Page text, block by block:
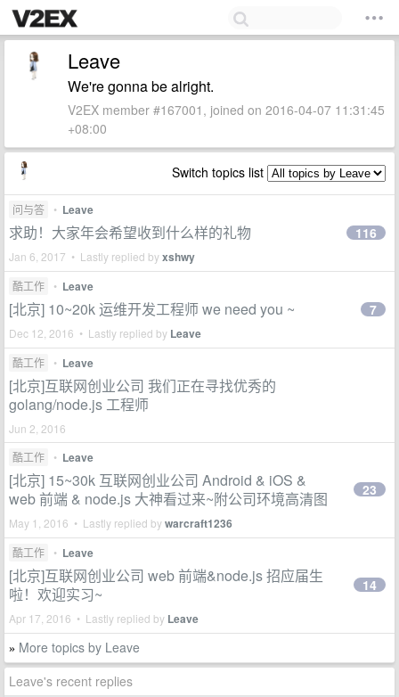
Leave
We're gonna be alright.
V2EX member #167001, joined on 2016-04-07 11:31:45
+08:00
Switch topics list
问与答 • Leave
求助！大家年会希望收到什么样的礼物
Jan 6, 2017 • Lastly replied byxshwy
116
酷工作 • Leave
[北京] 10~20k 运维开发工程师 we need you ~
Dec 12, 2016 • Lastly replied by Leave
7
酷工作 • Leave
[北京]互联网创业公司 我们正在寻找优秀的
golang/node.js 工程师
Jun 2, 2016
酷工作
• Leave
[北京] 15~30k 互联网创业公司 Android & iOS &
web 前端 & node.js 大神看过来~附公司环境高清图
May 1, 2016 • Lastly replied bywarcraft1236
23
酷工作 • Leave
[北京]互联网创业公司 web 前端&node.js 招应届生
啦！欢迎实习~
Apr 17, 2016 • Lastly replied by Leave
14
» More topics by Leave
Leave's recent replies